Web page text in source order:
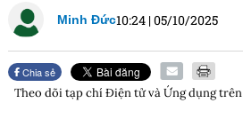
Minh Đức10:24 |05/10/2025
Chia sẻ
Theo dõi tạp chíĐiện tử và Ứng dụngtrên